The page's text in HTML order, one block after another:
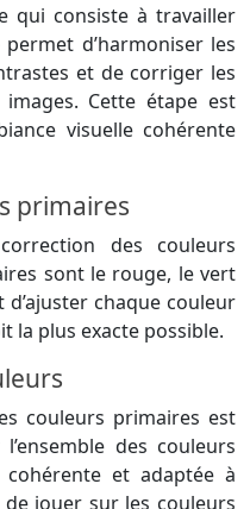
qui consiste à travailler
d’harmoniser les
et de corriger les
Cette étape est
visuelle cohérente
primaires
des couleurs
sont le rouge, le vert
chaque couleur
la plus exacte possible.
couleurs primaires est
des couleurs
et adaptée à
jouer sur les couleurs